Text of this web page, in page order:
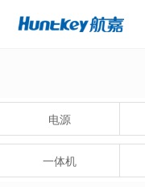
电源
一体机